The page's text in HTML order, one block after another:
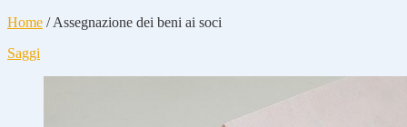
Home /Assegnazione dei beni ai soci
Saggi